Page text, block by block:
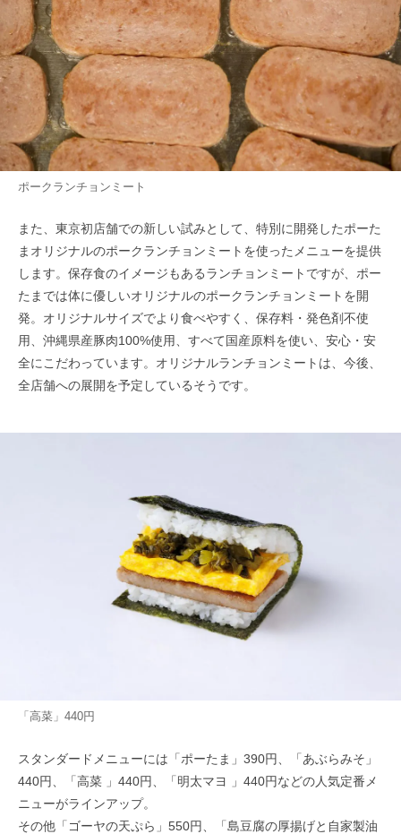
ポークランチョンミート
また、東京初店舗での新しい試みとして、特別に開発したポーた
まオリジナルのポークランチョンミートを使ったメニューを提供
します。保存食のイメージもあるランチョンミートですが、ポー
たまでは体に優しいオリジナルのポークランチョンミートを開
発。オリジナルサイズでより食べやすく、保存料・発色剤不使
用、沖縄県産豚肉100%使用、すべて国産原料を使い、安心・安
全にこだわっています。オリジナルランチョンミートは、今後、
全店舗への展開を予定しているそうです。
「高菜」440円
スタンダードメニューには「ポーたま」390円、「あぶらみそ」
440円、「高菜 」440円、「明太マヨ 」440円などの人気定番メ
ニューがラインアップ。
その他「ゴーヤの天ぷら」550円、「島豆腐の厚揚げと自家製油